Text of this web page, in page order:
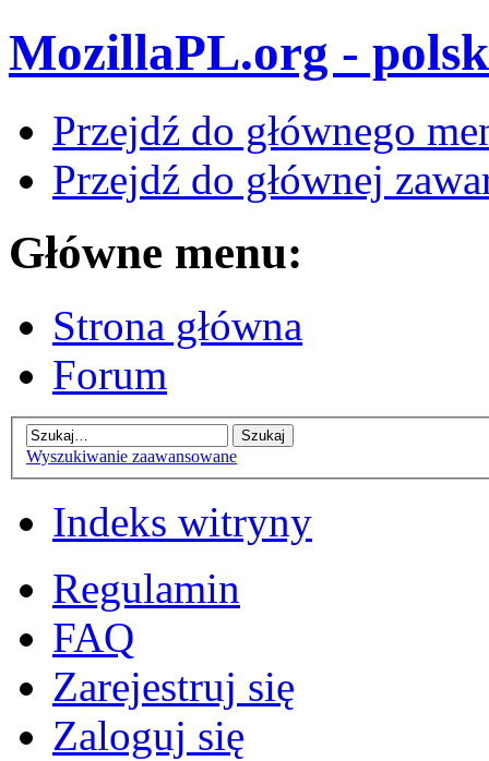
MozillaPL.org -
Przejdź do głównego
Przejdź do głównej
Główne menu:
Strona główna
Forum
Wyszukiwanie zaawansowane
Indeks witryny
Regulamin
FAQ
Zarejestruj się
Zaloguj się